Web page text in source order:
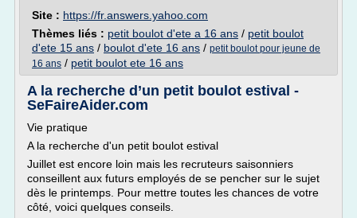
Site : https://fr.answers.yahoo.com
Thèmes liés : petit boulot d'ete a 16 ans / petit boulot
d'ete 15 ans / boulot d'ete 16 ans / petit boulot pour jeune de
16 ans / petit boulot ete 16 ans
A la recherche d’un petit boulot estival -
SeFaireAider.com
Vie pratique
A la recherche d'un petit boulot estival
Juillet est encore loin mais les recruteurs saisonniers
conseillent aux futurs employés de se pencher sur le sujet
dès le printemps. Pour mettre toutes les chances de votre
côté, voici quelques conseils.